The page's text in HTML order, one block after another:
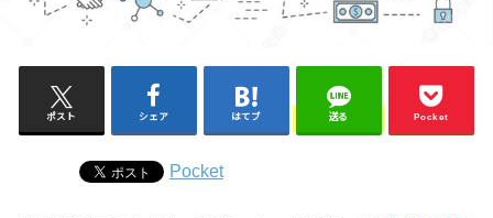
ポスト シェア はてブ 送る Pocket
Pocket